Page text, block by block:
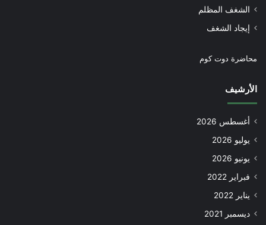
الشغف المظلم
إيجاد الشغف
محاضرة دوت كوم
الأرشيف
أغسطس 2026
يوليو 2026
يونيو 2026
فبراير 2022
يناير 2022
ديسمبر 2021